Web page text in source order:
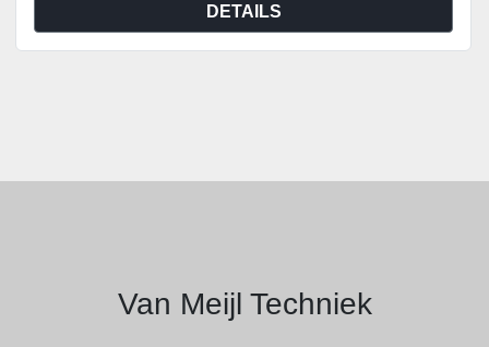
DETAILS
Van Meijl Techniek